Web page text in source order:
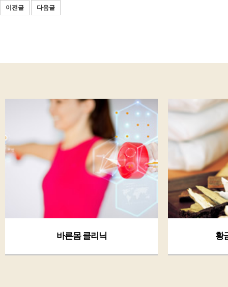
이전글 다음글